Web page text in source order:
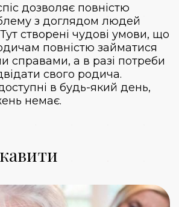
дозволяє повністю
з доглядом людей
створені чудові умови, що
повністю займатися
справами, а в разі потреби
свого родича.
в будь-який день,
немає.